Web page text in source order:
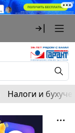
Налоги и